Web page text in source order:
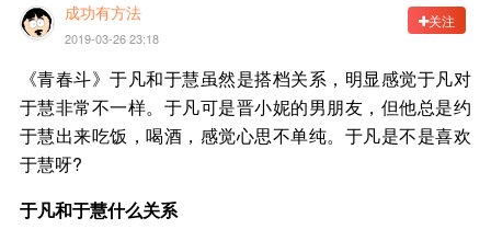
成功有方法
2019-03-26 23:18
关注
《青春斗》于凡和于慧虽然是搭档关系，明显感觉于凡对
于慧非常不一样。于凡可是晋小妮的男朋友，但他总是约
于慧出来吃饭，喝酒，感觉心思不单纯。于凡是不是喜欢
于慧呀?
于凡和于慧什么关系